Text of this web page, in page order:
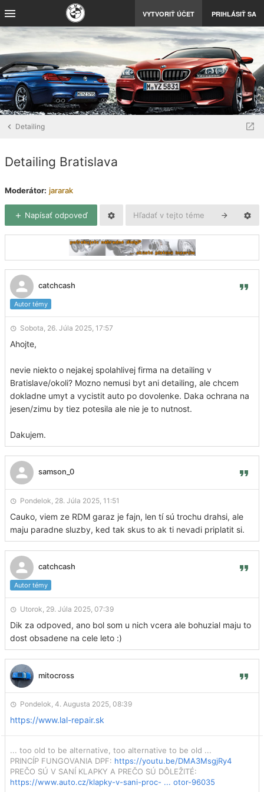
VYTVORIŤ ÚČET PRIHLÁSIŤ SA
Detailing
Detailing Bratislava
Moderátor: jararak
Napísať odpoveď
catchcash
Autor témy
Sobota, 26. Júla 2025, 17:57
Ahojte,
nevie niekto o nejakej spolahlivej firma na detailing v
Bratislave/okoli? Mozno nemusi byt ani detailing, ale chcem
dokladne umyt a vycistit auto po dovolenke. Daka ochrana na
jesen/zimu by tiez potesila ale nie je to nutnost.
Dakujem.
samson_0
Pondelok, 28. Júla 2025, 11:51
Cauko, viem ze RDM garaz je fajn, len tí sú trochu drahsi, ale
maju paradne sluzby, ked tak skus to ak ti nevadi priplatit si.
catchcash
Autor témy
Utorok, 29. Júla 2025, 07:39
Dik za odpoved, ano bol som u nich vcera ale bohuzial maju to
dost obsadene na cele leto :)
mitocross
Pondelok, 4. Augusta 2025, 08:39
https://www.lal-repair.sk
... too old to be alternative, too alternative to be old ...
PRINCÍP FUNGOVANIA DPF: https://youtu.be/DMA3MsgjRy4
PREČO SÚ V SANÍ KLAPKY A PREČO SÚ DÔLEŽITÉ:
https://www.auto.cz/klapky-v-sani-proc- ... otor-96035